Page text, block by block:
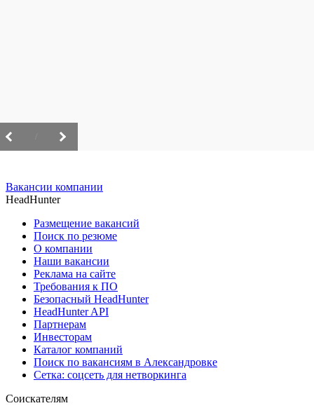
Вакансии компании
HeadHunter
Размещение вакансий
Поиск по резюме
О компании
Наши вакансии
Реклама на сайте
Требования к ПО
Безопасный HeadHunter
HeadHunter API
Партнерам
Инвесторам
Каталог компаний
Поиск по вакансиям в Александровке
Сетка: соцсеть для нетворкинга
Соискателям